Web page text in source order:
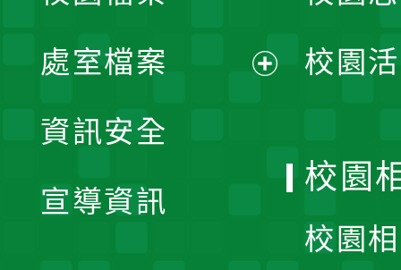
單
處室檔案
資訊安全
宣導資訊
校園
校園
校園